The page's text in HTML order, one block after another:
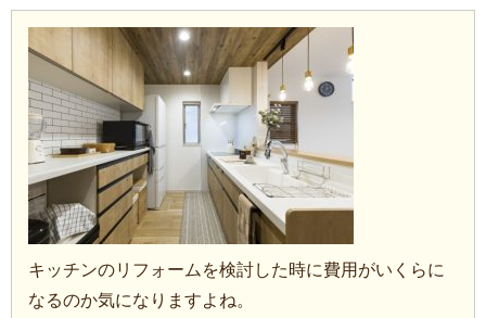
キッチンのリフォームを検討した時に費用がいくらに
なるのか気になりますよね。